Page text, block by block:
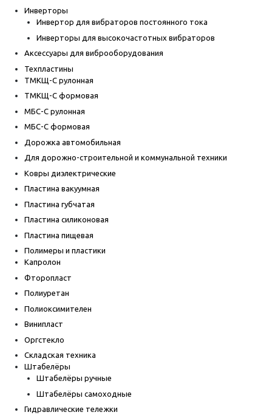
Инверторы
Инвертор для вибраторов постоянного тока
Инверторы для высокочастотных вибраторов
Аксессуары для виброоборудования
Техпластины
ТМКЩ-С рулонная
ТМКЩ-С формовая
МБС-С рулонная
МБС-С формовая
Дорожка автомобильная
Для дорожно-строительной и коммунальной техники
Ковры диэлектрические
Пластина вакуумная
Пластина губчатая
Пластина силиконовая
Пластина пищевая
Полимеры и пластики
Капролон
Фторопласт
Полиуретан
Полиоксимителен
Винипласт
Оргстекло
Складская техника
Штабелёры
Штабелёры ручные
Штабелёры самоходные
Гидравлические тележки